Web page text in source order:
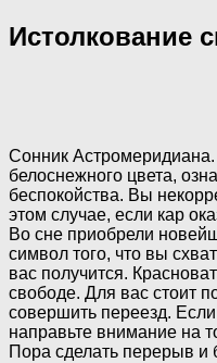
Истолкование
Сонник Астромеридиана.
белоснежного цвета,
беспокойства. Вы
этом случае, если кар
Во сне приобрели
символ того, что вы
вас получится.
свободе. Для вас стоит
совершить переезд.
направьте внимание на
Пора сделать перерыв и